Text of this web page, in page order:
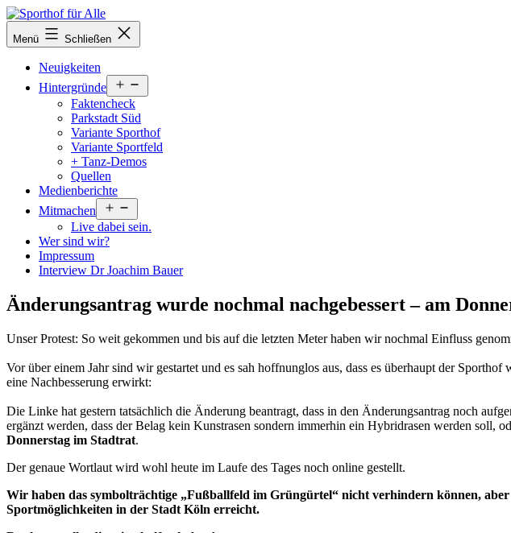
Zum
Inhalt
springen
Sporthof
für
Menü Schließen
Neuigkeiten
Hintergründe
öffnen
Faktencheck
Parkstadt Süd
Variante Sporthof
Variante Sportfeld
+ Tanz-Demos
Quellen
Medienberichte
Mitmachen
öffnen
Live dabei sein.
Wer sind wir?
Impressum
Interview Dr Joachim Bauer
Änderungsantrag wurde nochmal nachgebessert – am
Unser Protest: So weit gekommen und bis auf die letzten Meter haben wir nochmal Einfluss
Vor über einem Jahr sind wir gestartet und es sah hoffnunglos aus, dass es überhaupt der
eine Nachbesserung erwirkt:
Die Linke hat gestern tatsächlich die Änderung beantragt, dass in den Änderungsantrag noch
ergänzt werden, dass der Belag kein Kunstrasen sondern immerhin ein Hybridrasen werden soll,
Donnerstag im Stadtrat.
Der genaue Wortlaut wird wohl heute im Laufe des Tages noch online gestellt.
Wir haben das symbolträchtige „Fußballfeld im Grüngürtel“ nicht verhindern können,
Sportmöglichkeiten in der Stadt Köln erreicht.